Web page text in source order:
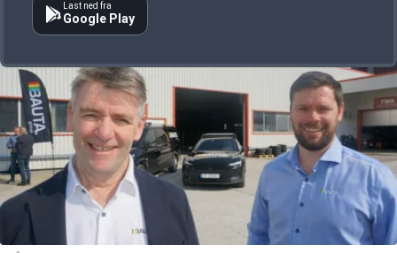
Last ned fra
Google Play